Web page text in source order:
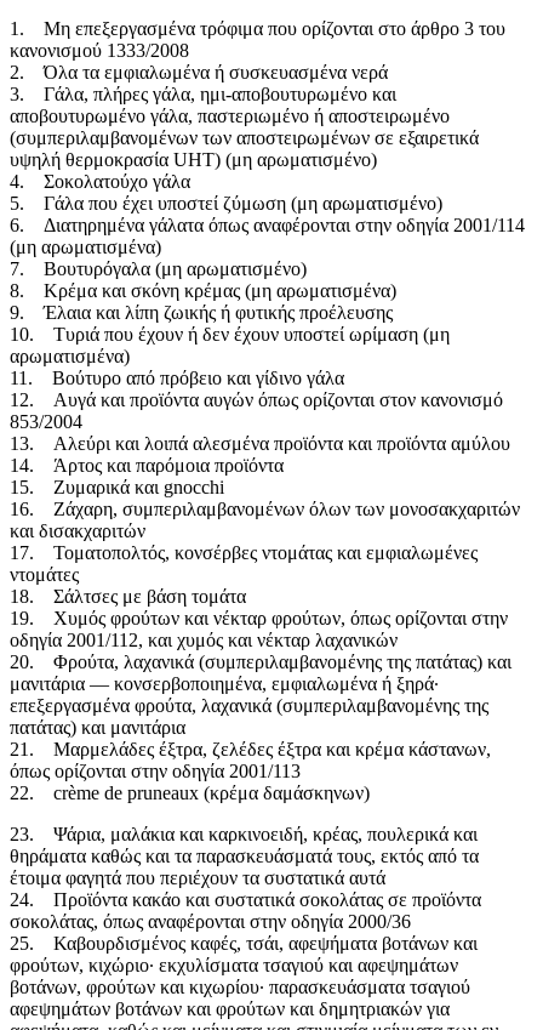
1. Μη επεξεργασμένα τρόφιμα που ορίζονται στο άρθρο 3 του
κανονισμού 1333/2008
2. Όλα τα εμφιαλωμένα ή συσκευασμένα νερά
3. Γάλα, πλήρες γάλα, ημι-αποβουτυρωμένο και
αποβουτυρωμένο γάλα, παστεριωμένο ή αποστειρωμένο
(συμπεριλαμβανομένων των αποστειρωμένων σε εξαιρετικά
υψηλή θερμοκρασία UHT) (μη αρωματισμένο)
4. Σοκολατούχο γάλα
5. Γάλα που έχει υποστεί ζύμωση (μη αρωματισμένο)
6. Διατηρημένα γάλατα όπως αναφέρονται στην οδηγία 2001/114
(μη αρωματισμένα)
7. Βουτυρόγαλα (μη αρωματισμένο)
8. Κρέμα και σκόνη κρέμας (μη αρωματισμένα)
9. Έλαια και λίπη ζωικής ή φυτικής προέλευσης
10. Τυριά που έχουν ή δεν έχουν υποστεί ωρίμαση (μη
αρωματισμένα)
11. Βούτυρο από πρόβειο και γίδινο γάλα
12. Αυγά και προϊόντα αυγών όπως ορίζονται στον κανονισμό
853/2004
13. Αλεύρι και λοιπά αλεσμένα προϊόντα και προϊόντα αμύλου
14. Άρτος και παρόμοια προϊόντα
15. Ζυμαρικά και gnocchi
16. Ζάχαρη, συμπεριλαμβανομένων όλων των μονοσακχαριτών
και δισακχαριτών
17. Τοματοπολτός, κονσέρβες ντομάτας και εμφιαλωμένες
ντομάτες
18. Σάλτσες με βάση τομάτα
19. Χυμός φρούτων και νέκταρ φρούτων, όπως ορίζονται στην
οδηγία 2001/112, και χυμός και νέκταρ λαχανικών
20. Φρούτα, λαχανικά (συμπεριλαμβανομένης της πατάτας) και
μανιτάρια — κονσερβοποιημένα, εμφιαλωμένα ή ξηρά·
επεξεργασμένα φρούτα, λαχανικά (συμπεριλαμβανομένης της
πατάτας) και μανιτάρια
21. Μαρμελάδες έξτρα, ζελέδες έξτρα και κρέμα κάστανων,
όπως ορίζονται στην οδηγία 2001/113
22. crème de pruneaux (κρέμα δαμάσκηνων)
23. Ψάρια, μαλάκια και καρκινοειδή, κρέας, πουλερικά και
θηράματα καθώς και τα παρασκευάσματά τους, εκτός από τα
έτοιμα φαγητά που περιέχουν τα συστατικά αυτά
24. Προϊόντα κακάο και συστατικά σοκολάτας σε προϊόντα
σοκολάτας, όπως αναφέρονται στην οδηγία 2000/36
25. Καβουρδισμένος καφές, τσάι, αφεψήματα βοτάνων και
φρούτων, κιχώριο· εκχυλίσματα τσαγιού και αφεψημάτων
βοτάνων, φρούτων και κιχωρίου· παρασκευάσματα τσαγιού
αφεψημάτων βοτάνων και φρούτων και δημητριακών για